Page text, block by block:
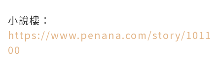
小說樓：
https://www.penana.com/story/1011
00